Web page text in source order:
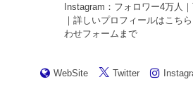
Instagram ：フォロワー4万人｜
｜詳しいプロフィールは こちら
わせフォーム まで
WebSite Twitter